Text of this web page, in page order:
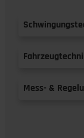
Mess- &